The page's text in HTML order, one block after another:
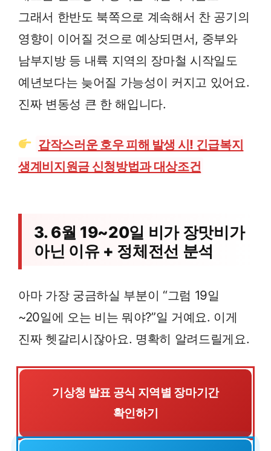
그래서 한반도 북쪽으로 계속해서 찬 공기의
영향이 이어질 것으로 예상되면서, 중부와
남부지방 등 내륙 지역의 장마철 시작일도
예년보다는 늦어질 가능성이 커지고 있어요.
진짜 변동성 큰 한 해입니다.
갑작스러운 호우 피해 발생 시! 긴급복지
생계비지원금 신청방법과 대상조건
3. 6월 19~20일 비가 장맛비가
아닌 이유 + 정체전선 분석
아마 가장 궁금하실 부분이 “그럼 19일
~20일에 오는 비는 뭐야?”일 거예요. 이게
진짜 헷갈리시잖아요. 명확히 알려드릴게요.
기상청 발표 공식 지역별 장마기간
확인하기